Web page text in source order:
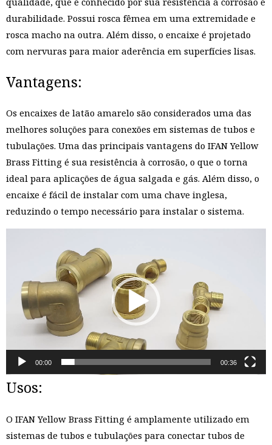
durabilidade. Possui rosca fêmea em uma extremidade e
rosca macho na outra. Além disso, o encaixe é projetado
com nervuras para maior aderência em superfícies lisas.
Vantagens:
Os encaixes de latão amarelo são considerados uma das
melhores soluções para conexões em sistemas de tubos e
tubulações. Uma das principais vantagens do IFAN Yellow
Brass Fitting é sua resistência à corrosão, o que o torna
ideal para aplicações de água salgada e gás. Além disso, o
encaixe é fácil de instalar com uma chave inglesa,
reduzindo o tempo necessário para instalar o sistema.
00:00 00:36
Usos:
O IFAN Yellow Brass Fitting é amplamente utilizado em
sistemas de tubos e tubulações para conectar tubos de